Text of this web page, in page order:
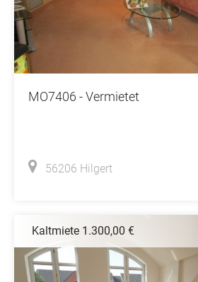
MO7406 - Vermietet
56206 Hilgert
Kaltmiete 1.300,00 €